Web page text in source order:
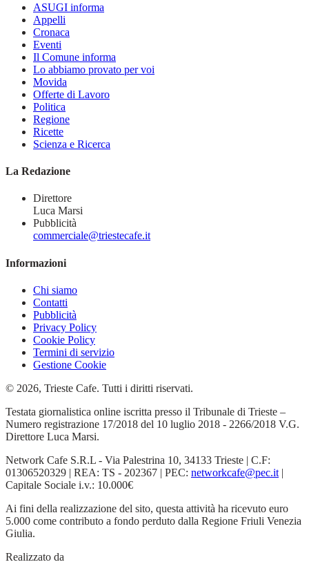
ASUGI informa
Appelli
Cronaca
Eventi
Il Comune informa
Lo abbiamo provato per voi
Movida
Offerte di Lavoro
Politica
Regione
Ricette
Scienza e Ricerca
La Redazione
Direttore
Luca Marsi
Pubblicità
commerciale@triestecafe.it
Informazioni
Chi siamo
Contatti
Pubblicità
Privacy Policy
Cookie Policy
Termini di servizio
Gestione Cookie
© 2026, Trieste Cafe. Tutti i diritti riservati.
Testata giornalistica online iscritta presso il Tribunale di Trieste –
Numero registrazione 17/2018 del 10 luglio 2018 - 2266/2018 V.G.
Direttore Luca Marsi.
Network Cafe S.R.L - Via Palestrina 10, 34133 Trieste | C.F:
01306520329 | REA: TS - 202367 | PEC: networkcafe@pec.it |
Capitale Sociale i.v.: 10.000€
Ai fini della realizzazione del sito, questa attività ha ricevuto euro
5.000 come contributo a fondo perduto dalla Regione Friuli Venezia
Giulia.
Realizzato da